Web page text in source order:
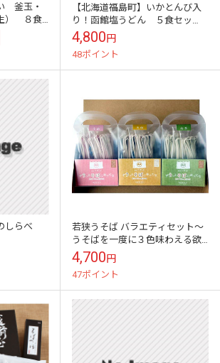
釜玉・
） ８食
【北海道福島町】いかとんび入
り！函館塩うどん ５食セッ
ト ★道内送料無料★
4,800円
48ポイント
しらべ
若狭うそば バラエティセット～
うそばを一度に３色味わえる欲
張りセットです！
4,700円
47ポイント